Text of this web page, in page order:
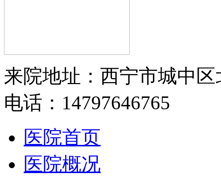
来院地址：西宁市城中区
电话：14797646765
医院首页
医院概况